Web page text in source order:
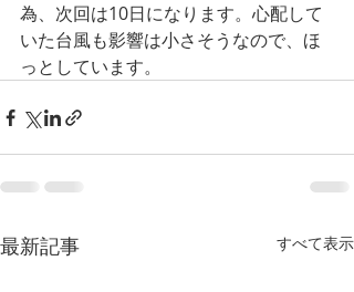
為、次回は10日になります。心配して
いた台風も影響は小さそうなので、ほ
っとしています。
最新記事 すべて表示